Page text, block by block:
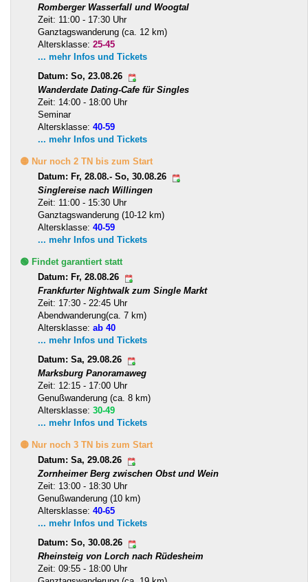
Romberger Wasserfall und Woogtal
Zeit: 11:00 - 17:30 Uhr
Ganztagswanderung (ca. 12 km)
Altersklasse: 25-45
... mehr Infos und Tickets
Datum: So, 23.08.26
Wanderdate Dating-Cafe für Singles
Zeit: 14:00 - 18:00 Uhr
Seminar
Altersklasse: 40-59
... mehr Infos und Tickets
🟡 Nur noch 2 TN bis zum Start
Datum: Fr, 28.08.- So, 30.08.26
Singlereise nach Willingen
Zeit: 11:00 - 15:30 Uhr
Ganztagswanderung (10-12 km)
Altersklasse: 40-59
... mehr Infos und Tickets
🟢 Findet garantiert statt
Datum: Fr, 28.08.26
Frankfurter Nightwalk zum Single Markt
Zeit: 17:30 - 22:45 Uhr
Abendwanderung(ca. 7 km)
Altersklasse: ab 40
... mehr Infos und Tickets
Datum: Sa, 29.08.26
Marksburg Panoramaweg
Zeit: 12:15 - 17:00 Uhr
Genußwanderung (ca. 8 km)
Altersklasse: 30-49
... mehr Infos und Tickets
🟡 Nur noch 3 TN bis zum Start
Datum: Sa, 29.08.26
Zornheimer Berg zwischen Obst und Wein
Zeit: 13:00 - 18:30 Uhr
Genußwanderung (10 km)
Altersklasse: 40-65
... mehr Infos und Tickets
Datum: So, 30.08.26
Rheinsteig von Lorch nach Rüdesheim
Zeit: 09:55 - 18:00 Uhr